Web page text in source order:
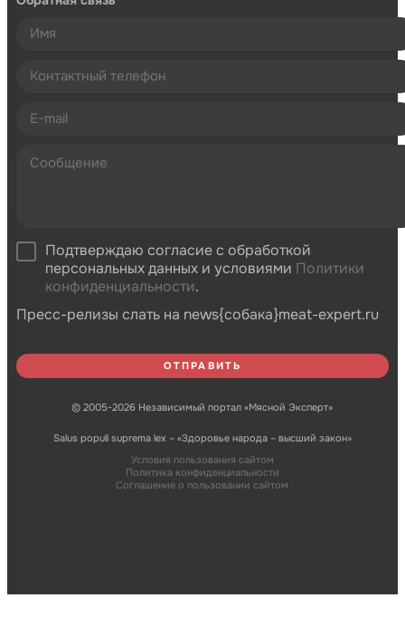
Подтверждаю согласие с обработкой
персональных данных и условиями Политики
конфиденциальности.
Пресс-релизы слать на news{собака}meat-expert.ru
© 2005-2026 Независимый портал «Мясной Эксперт»
Salus populi suprema lex – «Здоровье народа – высший закон»
Условия пользования сайтом
Политика конфиденциальности
Соглашение о пользовании сайтом